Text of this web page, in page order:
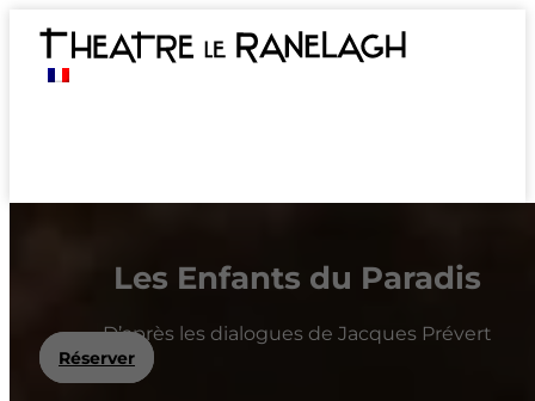
Les Enfants du Paradis
D’après les dialogues de Jacques Prévert
Réserver